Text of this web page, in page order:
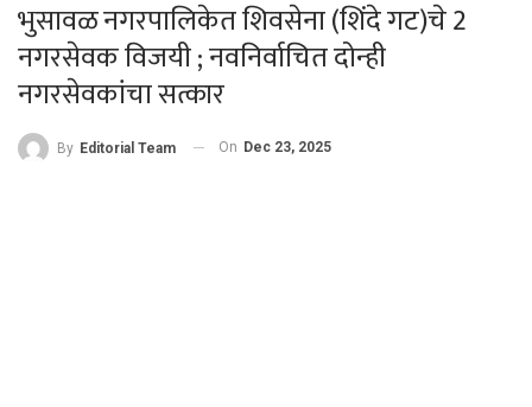
भुसावळ नगरपालिकेत शिवसेना (शिंदे गट)चे 2
नगरसेवक विजयी ; नवनिर्वाचित दोन्ही
नगरसेवकांचा सत्कार
By Editorial Team On Dec 23, 2025